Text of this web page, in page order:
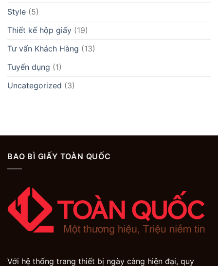
Style (5)
Thiết kế hộp giấy (19)
Tư vấn Khách Hàng (13)
Tuyển dụng (1)
Uncategorized (3)
BAO BÌ GIẤY TOÀN QUỐC
Với hệ thống trang thiết bị ngày càng hiện đại, quy